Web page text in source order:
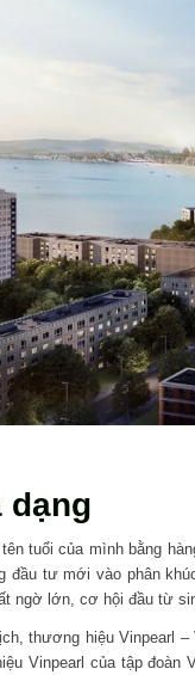
dạng
tuổi của mình bằng
tư mới vào phân
ngờ lớn, cơ hội đầu từ
thương hiệu Vinpearl –
Vinpearl của tập đoàn